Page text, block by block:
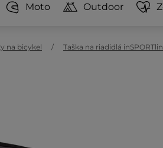
Moto Outdoor
na bicykel Taška na riadidlá